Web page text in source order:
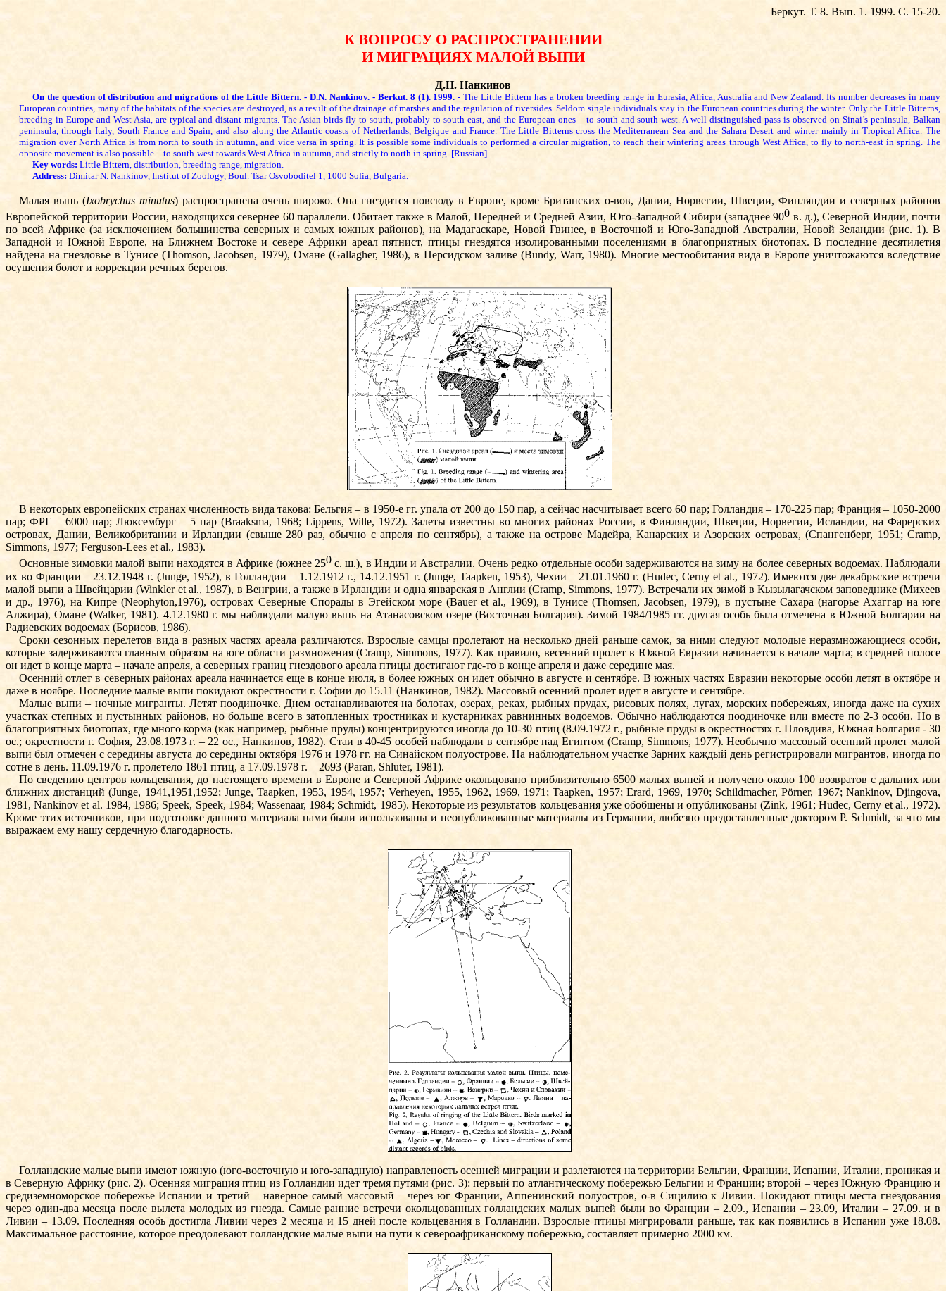
Беркут. Т. 8. Вып. 1. 1999. С. 15-20.
К ВОПРОСУ О РАСПРОСТРАНЕНИИ
И МИГРАЦИЯХ МАЛОЙ ВЫПИ
Д.Н. Нанкинов
On the question of distribution and migrations of the Little Bittern. - D.N. Nankinov. - Berkut. 8 (1). 1999. - The Little Bittern has a broken breeding range in Eurasia, Africa, Australia and New Zealand. Its number decreases in many
European countries, many of the habitats of the species are destroyed, as a result of the drainage of marshes and the regulation of riversides. Seldom single individuals stay in the European countries during the winter. Only the Little Bitterns,
breeding in Europe and West Asia, are typical and distant migrants. The Asian birds fly to south, probably to south-east, and the European ones – to south and south-west. A well distinguished pass is observed on Sinai’s peninsula, Balkan
peninsula, through Italy, South France and Spain, and also along the Atlantic coasts of Netherlands, Belgique and France. The Little Bitterns cross the Mediterranean Sea and the Sahara Desert and winter mainly in Tropical Africa. The
migration over North Africa is from north to south in autumn, and vice versa in spring. It is possible some individuals to performed a circular migration, to reach their wintering areas through West Africa, to fly to north-east in spring. The
opposite movement is also possible – to south-west towards West Africa in autumn, and strictly to north in spring. [Russian].
Key words: Little Bittern, distribution, breeding range, migration.
Address: Dimitar N. Nankinov, Institut of Zoology, Boul. Tsar Osvoboditel 1, 1000 Sofia, Bulgaria.
Малая выпь (Ixobrychus minutus) распространена очень широко. Она гнездится повсюду в Европе, кроме Британских о-вов, Дании, Норвегии, Швеции, Финляндии и се­верных районов
Европейской территории России, находящихся севернее 60 параллели. Обитает также в Малой, Передней и Средней Азии, Юго-Западной Сибири (западнее 900 в. д.), Северной Индии, почти
по всей Африке (за исключением большинства северных и самых южных районов), на Мадагаскаре, Новой Гвинее, в Восточной и Юго-Западной Австралии, Новой Зе­ландии (рис. 1). В
Западной и Южной Евро­пе, на Ближнем Востоке и севере Африки ареал пятнист, птицы гнездятся изолиро­ванными поселениями в благоприятных био­топах. В последние десятилетия
найдена на гнездовье в Тунисе (Thomson, Ja­cob­sen, 1979), Омане (Gallagher, 1986), в Персидском заливе (Bundy, Warr, 1980). Многие местообитания вида в Европе уничтожаются вследствие
осушения болот и коррекции речных берегов.
В некоторых европейских странах численность вида такова: Бельгия – в 1950-е гг. упала от 200 до 150 пар, а сейчас насчитывает всего 60 пар; Голландия – 170-225 пар; Франция – 1050-2000
пар; ФРГ – 6000 пар; Люксембург – 5 пар (Braaksma, 1968; Lippens, Wille, 1972). Залеты известны во многих районах России, в Финляндии, Шве­ции, Норвегии, Исландии, на Фарер­ских
островах, Дании, Великобритании и Ир­ландии (свыше 280 раз, обычно с апреля по сентябрь), а также на острове Мадейра, Канарских и Азорских островах, (Спангенберг, 1951; Cramp,
Simmons, 1977; Ferguson-Lees et al., 1983).
Основные зимовки малой выпи находятся в Африке (южнее 250с. ш.), в Индии и Австралии. Очень редко отдельные особи задерживаются на зиму на более северных водоемах. Наблюдали
их во Франции – 23.12.1948 г. (Junge, 1952), в Голландии – 1.12.1912 г., 14.12.1951 г. (Junge, Taapken, 1953), Чехии – 21.01.1960 г. (Hudec, Cerny et al., 1972). Имеются две декабрьские встречи
малой выпи а Швейцарии (Winkler et al., 1987), в Венгрии, а также в Ирландии и одна январская в Англии (Cramp, Simmons, 1977). Встречали их зимой в Кы­зылагачском заповеднике (Михеев
и др., 1976), на Кипре (Neophyton,1976), островах Северные Спорады в Эгейском море (Ba­uer et al., 1969), в Тунисе (Thomsen, Jacobsen, 1979), в пустыне Сахара (нагорье Ахаггар на юге
Алжира), Омане (Walker, 1981). 4.12.1980 г. мы наблюдали малую выпь на Ата­насовском озере (Восточная Болгария). Зимой 1984/1985 гг. другая особь была отмечена в Южной Болгарии на
Радиевских водоемах (Борисов, 1986).
Сроки сезонных перелетов вида в разных частях ареала различаются. Взрослые самцы пролетают на несколько дней раньше самок, за ними следуют молодые неразмножающиеся особи,
которые задерживаются главным образом на юге области размножения (Cramp, Simmons, 1977). Как пра­вило, весенний пролет в Южной Евразии начинается в начале марта; в средней полосе
он идет в конце марта – начале апреля, а северных границ гнездового ареала птицы достигают где-то в конце апреля и даже середине мая.
Осенний отлет в северных районах ареала начинается еще в конце июля, в более южных он идет обычно в августе и сентябре. В южных частях Евразии некоторые особи летят в октябре и
даже в ноябре. Последние малые выпи покидают окрестности г. Софии до 15.11 (Нанкинов, 1982). Массовый осенний пролет идет в августе и сентябре.
Малые выпи – ночные мигранты. Летят поодиночке. Днем останавливаются на болотах, озерах, реках, рыбных прудах, ри­совых полях, лугах, морских побережьях, иногда даже на сухих
участках степных и пус­тынных районов, но больше всего в затопленных тростниках и кустарниках рав­нин­ных водоемов. Обычно наблюдаются по­одиночке или вместе по 2-3 особи. Но в
благоприятных биотопах, где много корма (как например, рыбные пруды) концентрируются иногда до 10-30 птиц (8.09.1972 г., рыбные пруды в окрестностях г. Пловдива, Южная Болгария - 30
ос.; окрестности г. София, 23.08.1973 г. – 22 ос., Нанкинов, 1982). Стаи в 40-45 особей наблюдали в сен­тябре над Египтом (Cramp, Simmons, 1977). Необычно массовый осенний пролет малой
выпи был отмечен с середины августа до середины октября 1976 и 1978 гг. на Синайском полуострове. На наблюдательном участке Зарних каждый день ре­ги­стрировали мигрантов, иногда по
сотне в день. 11.09.1976 г. пролетело 1861 птиц, а 17.09.1978 г. – 2693 (Paran, Shluter, 1981).
По сведению центров кольцевания, до на­стоящего времени в Европе и Северной Африке окольцовано приблизительно 6500 малых выпей и получено около 100 возвратов с дальних или
ближних дистанций (Jun­ge, 1941,1951,1952; Junge, Taapken, 1953, 1954, 1957; Verheyen, 1955, 1962, 1969, 1971; Ta­apken, 1957; Erard, 1969, 1970; Schild­ma­cher, Pörner, 1967; Nan­kinov, Djin­gova,
1981, Nankinov et al. 1984, 1986; Speek, Speek, 1984; Wassenаar, 1984; Schmidt, 1985). Некоторые из результатов кольцевания уже обобщены и опубликованы (Zink, 1961; Hudec, Cerny et al., 1972).
Кроме этих источников, при подготовке данного материала на­ми были использованы и неопубликованные материалы из Германии, любезно предоставленные доктором P. Schmidt, за что мы
выражаем ему нашу сердечную благодарность.
Голландские малые выпи имеют южную (юго-восточную и юго-западную) направленость осенней миграции и разлетаются на территории Бельгии, Франции, Испании, Италии, проникая и
в Северную Африку (рис. 2). Осенняя миграция птиц из Голландии идет тремя путями (рис. 3): первый по атлантическому побережью Бельгии и Франции; второй – через Южную Францию и
средиземноморское побережье Испании и третий – наверное самый массовый – через юг Франции, Аппенинский полуостров, о-в Сицилию к Ливии. Покидают птицы мес­та гнездования
через один-два месяца после вылета молодых из гнезда. Самые ран­ние встречи окольцованных голланд­ских малых выпей были во Франции – 2.09., Испании – 23.09, Италии – 27.09. и в
Ливии – 13.09. Последняя особь достигла Ливии через 2 месяца и 15 дней после кольцевания в Голландии. Взрослые птицы мигрировали раньше, так как появились в Испании уже 18.08.
Максимальное расстояние, которое преодолевают голландские малые выпи на пути к североафриканскому­ побережью, составляет примерно 2000 км.